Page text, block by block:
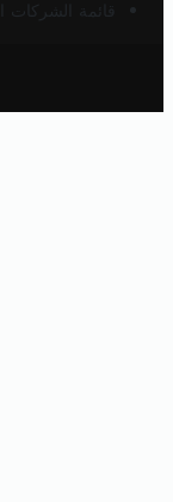
قائمة الشركات